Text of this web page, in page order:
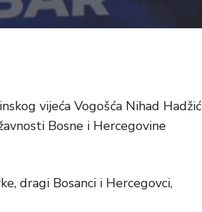
vijeća Vogošća Nihad Hadžić
Bosne i Hercegovine
dragi Bosanci i Hercegovci,